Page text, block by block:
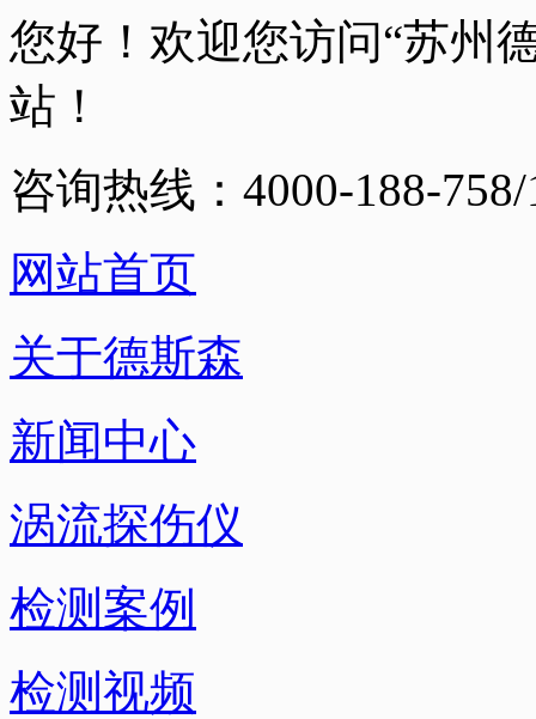
您好！欢迎您访问“苏州
站！
咨询热线：4000-188-758/
网站首页
关于德斯森
新闻中心
涡流探伤仪
检测案例
检测视频